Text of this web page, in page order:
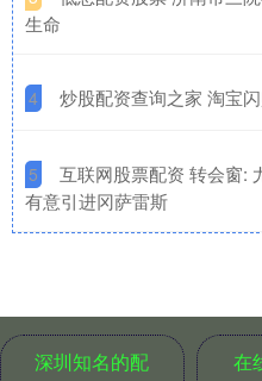
生命
4 炒股配资查询之家 淘宝
5
互联网股票配资 转会窗:
有意引进冈萨雷斯
深圳知名的配
在